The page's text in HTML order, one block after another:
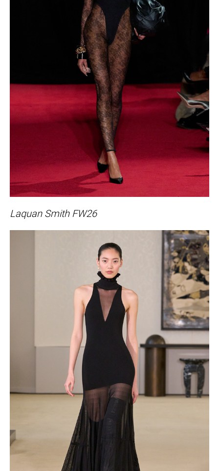
Laquan Smith FW26